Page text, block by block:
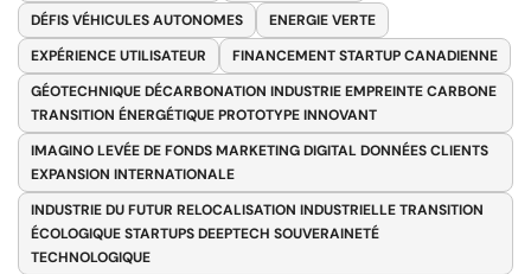
DÉFIS VÉHICULES AUTONOMES
ENERGIE VERTE
EXPÉRIENCE UTILISATEUR
FINANCEMENT STARTUP CANADIENNE
GÉOTECHNIQUE DÉCARBONATION INDUSTRIE EMPREINTE CARBONE
TRANSITION ÉNERGÉTIQUE PROTOTYPE INNOVANT
IMAGINO LEVÉE DE FONDS MARKETING DIGITAL DONNÉES CLIENTS
EXPANSION INTERNATIONALE
INDUSTRIE DU FUTUR RELOCALISATION INDUSTRIELLE TRANSITION
ÉCOLOGIQUE STARTUPS DEEPTECH SOUVERAINETÉ
TECHNOLOGIQUE